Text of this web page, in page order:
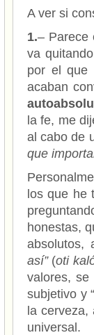
A ver si
1.– Parece
va
por el que
acaban
la fe, me
al cabo de
que
los que he
honestas,
absolutos,
así”(oti
valores,
subjetivo y
la
universal.